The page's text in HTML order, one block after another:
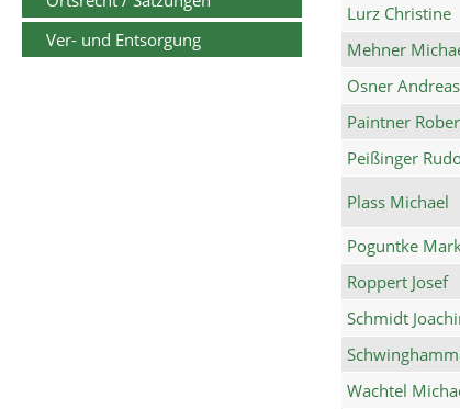
Ver- und Entsorgung
Lurz Christine
Mehner
Osner Andreas
Paintner
Peißinger
Plass Michael
Poguntke
Roppert Josef
Schmidt
Wachtel